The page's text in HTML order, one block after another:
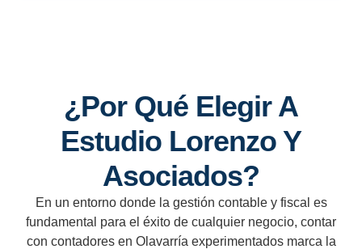
¿Por Qué Elegir A
Estudio Lorenzo Y
Asociados?
En un entorno donde la gestión contable y fiscal es
fundamental para el éxito de cualquier negocio, contar
con contadores en Olavarría experimentados marca la